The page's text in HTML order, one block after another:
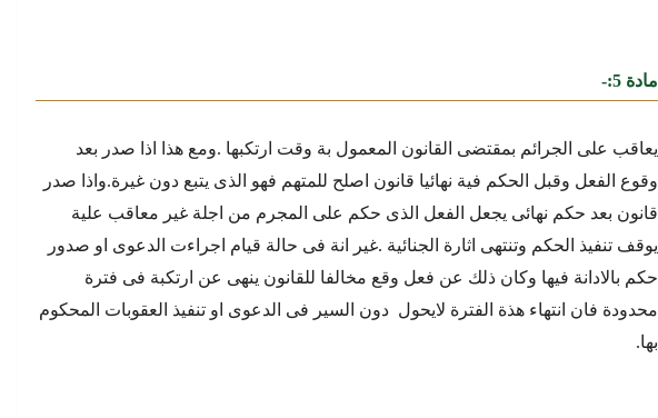
مادة 5:-
يعاقب على الجرائم بمقتضى القانون المعمول بة وقت ارتكبها .ومع هذا اذا صدر بعد
وقوع الفعل وقبل الحكم فية نهائيا قانون اصلح للمتهم فهو الذى يتبع دون غيرة.واذا صدر
قانون بعد حكم نهائى يجعل الفعل الذى حكم على المجرم من اجلة غير معاقب علية
يوقف تنفيذ الحكم وتنتهى اثارة الجنائية .غير انة فى حالة قيام اجراءت الدعوى او صدور
حكم بالادانة فيها وكان ذلك عن فعل وقع مخالفا للقانون ينهى عن ارتكبة فى فترة
محدودة فان انتهاء هذة الفترة لايحول دون السير فى الدعوى او تنفيذ العقوبات المحكوم
بها.